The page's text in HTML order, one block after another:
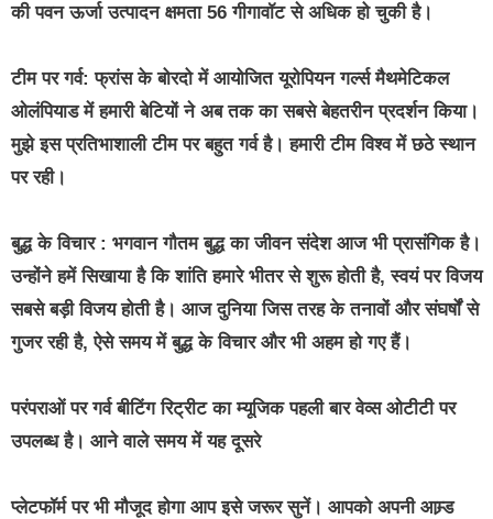
की पवन ऊर्जा उत्पादन क्षमता 56 गीगावॉट से अधिक हो चुकी है।
टीम पर गर्व: फ्रांस के बोरदो में आयोजित यूरोपियन गर्ल्स मैथमेटिकल
ओलंपियाड में हमारी बेटियों ने अब तक का सबसे बेहतरीन प्रदर्शन किया।
मुझे इस प्रतिभाशाली टीम पर बहुत गर्व है। हमारी टीम विश्व में छठे स्थान
पर रही।
बुद्ध के विचार : भगवान गौतम बुद्ध का जीवन संदेश आज भी प्रासंगिक है।
उन्होंने हमें सिखाया है कि शांति हमारे भीतर से शुरू होती है, स्वयं पर विजय
सबसे बड़ी विजय होती है। आज दुनिया जिस तरह के तनावों और संघर्षों से
गुजर रही है, ऐसे समय में बुद्ध के विचार और भी अहम हो गए हैं।
परंपराओं पर गर्व बीटिंग रिट्रीट का म्यूजिक पहली बार वेव्स ओटीटी पर
उपलब्ध है। आने वाले समय में यह दूसरे
प्लेटफॉर्म पर भी मौजूद होगा आप इसे जरूर सुनें। आपको अपनी आम्र्ड